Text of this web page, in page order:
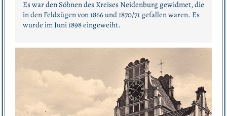
Es war den Söhnen des Kreises Neidenburg gewidmet, die
in den Feldzügen von 1866 und 1870/71 gefallen waren. Es
wurde im Juni 1898 eingeweiht.